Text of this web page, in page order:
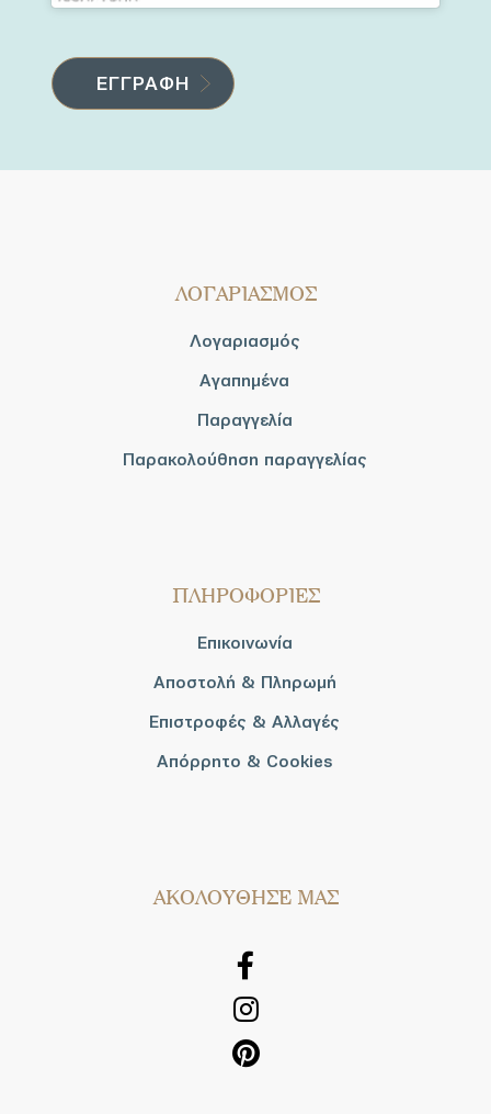
ΛΟΓΑΡΙΑΣΜΟΣ
Λογαριασμός
Αγαπημένα
Παραγγελία
Παρακολούθηση παραγγελίας
ΠΛΗΡΟΦΟΡΙΕΣ
Επικοινωνία
Αποστολή & Πληρωμή
Επιστροφές & Αλλαγές
Απόρρητο & Cookies
AΚΟΛΟΥΘΗΣΕ ΜΑΣ